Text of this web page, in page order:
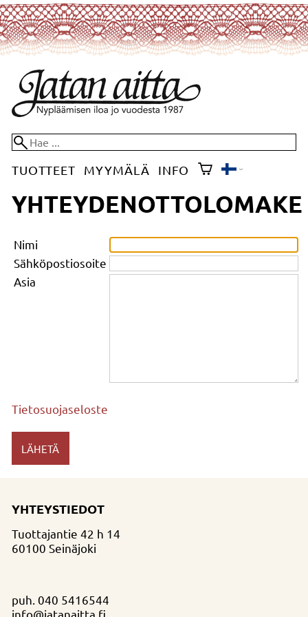
TUOTTEET MYYMÄLÄ INFO
YHTEYDENOTTOLOMAKE
Nimi
Sähköpostiosoite
Asia
Tietosuojaseloste
YHTEYSTIEDOT
Tuottajantie 42 h 14
60100 Seinäjoki
puh. 040 5416544
info@jatanaitta.fi